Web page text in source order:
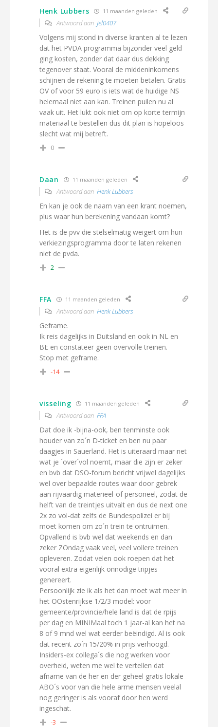
Henk Lubbers 11 maanden geleden
Antwoord aan Jel0407
Volgens mij stond in diverse kranten al te lezen
dat het PVDA programma bijzonder veel geld
ging kosten, zonder dat daar dus dekking
tegenover staat. Vooral de middeninkomens
schijnen de rekening te moeten betalen. Gratis
OV of voor 59 euro is iets wat de huidige NS
helemaal niet aan kan. Treinen puilen nu al
vaak uit. Het lukt ook niet om op korte termijn
materiaal te bestellen dus dit plan is hopeloos
slecht wat mij betreft.
0
Daan 11 maanden geleden
Antwoord aan Henk Lubbers
En kan je ook de naam van een krant noemen,
plus waar hun berekening vandaan komt?
Het is de pvv die stelselmatig weigert om hun
verkiezingsprogramma door te laten rekenen
niet de pvda.
2
FFA 11 maanden geleden
Antwoord aan Henk Lubbers
Geframe.
Ik reis dagelijks in Duitsland en ook in NL en
BE en constateer geen overvolle treinen.
Stop met geframe.
-14
visseling 11 maanden geleden
Antwoord aan FFA
Dat doe ik -bijna-ook, ben tenminste ook
houder van zo´n D-ticket en ben nu paar
daagjes in Sauerland. Het is uiteraard maar net
wat je ´over´vol noemt, maar die zijn er zeker
en bvb dat DSO-forum bericht vrijwel dagelijks
wel over bepaalde routes waar door gebrek
aan rijvaardig materieel-of personeel, zodat de
helft van de treintjes uitvalt en dus de next one
2x zo vol-dat zelfs de Bundespolizei er bij
moet komen om zo´n trein te ontruimen.
Opvallend is bvb wel dat weekends en dan
zeker ZOndag vaak veel, veel vollere treinen
opleveren. Zodat velen ook roepen dat het
vooral extra eigenlijk onnodige tripjes
genereert.
Persoonlijk zie ik als het dan moet wat meer in
het OOstenrijkse 1/2/3 model: voor
gemeente/provincie/hele land is dat de rpijs
per dag en MINIMaal toch 1 jaar-al kan het na
8 of 9 mnd wel wat eerder beëindigd. Al is ook
dat recent zo´n 15/20% in prijs verhoogd.
Insiders-ex collega´s die nog werken voor
overheid, weten me wel te vertellen dat
afname van de her en der geheel gratis lokale
ABO´s voor van die hele arme mensen veelal
nog geringer is als vooraf door hen werd
ingeschat.
-3